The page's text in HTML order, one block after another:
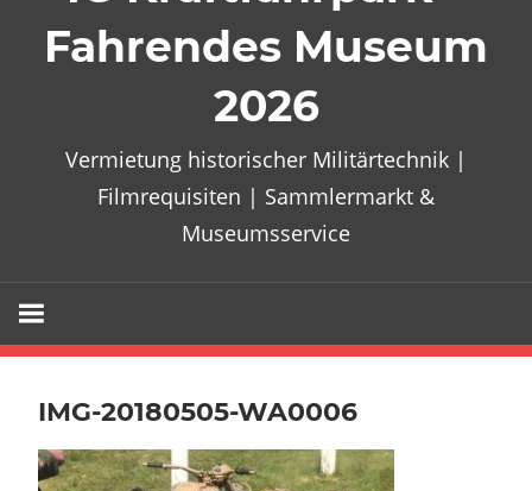
Fahrendes Museum
2026
Vermietung historischer Militärtechnik |
Filmrequisiten | Sammlermarkt &
Museumsservice
IMG-20180505-WA0006